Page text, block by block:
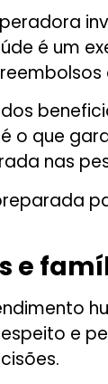
é um
o que
nas
e
e